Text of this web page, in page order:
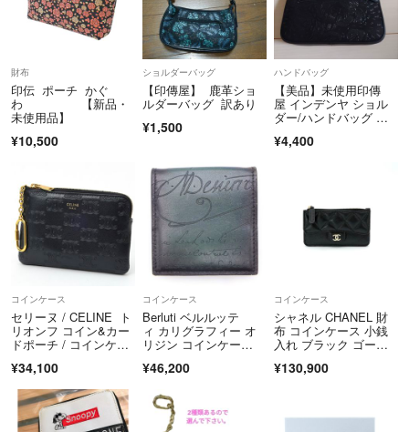
財布
印伝 ポーチ かぐ
わ 【新品・
未使用品】
¥10,500
ショルダーバッグ
【印傳屋】 鹿革ショ
ルダーバッグ 訳あり
¥1,500
ハンドバッグ
【美品】未使用印傳
屋 インデンヤ ショル
ダー/ハンドバッグ 花
¥4,400
コインケース
セリーヌ / CELINE ト
リオンフ コイン&カー
ドポーチ / コインケー
663BFU.38NO ブラッ
ク 【中古】
¥34,100
コインケース
Berluti ベルルッテ
ィ カリグラフィー オ
リジン コインケー
ン レザー
¥46,200
コインケース
シャネル CHANEL 財
布 コインケース 小銭
入れ ブラック ゴール
ス カードケース クラ
¥130,900